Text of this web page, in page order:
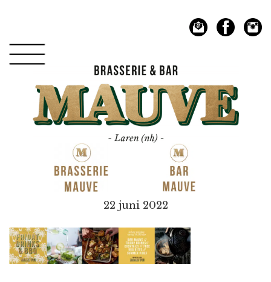
hoofdnavigatie
hoofd
inhoud
Mauve
22 juni 2022